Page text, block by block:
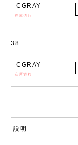
CGRAY
在庫切れ
38
CGRAY
在庫切れ
説明